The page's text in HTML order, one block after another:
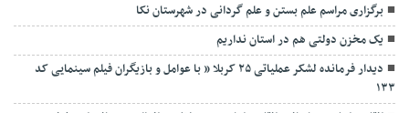
برگزاری مراسم علم بستن و علم گردانی در شهرستان نکا
یک مخزن دولتی هم در استان نداریم
دیدار فرمانده لشکر عملیاتی ۲۵ کربلا ” با عوامل و بازیگران فیلم سینمایی کد
۱۳۳